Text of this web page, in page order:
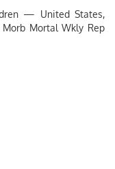
— United States,
Morb Mortal Wkly Rep